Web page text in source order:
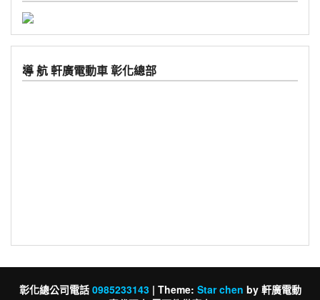
導 航 軒廣電動車 彰化總部
彰化總公司電話 0985233143 | Theme: Star chen by 軒廣電動